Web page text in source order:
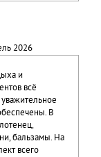
2026
и
всё
В
бальзамы. На
всего